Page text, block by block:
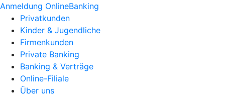
Anmeldung OnlineBanking
Privatkunden
Kinder & Jugendliche
Firmenkunden
Private Banking
Banking & Verträge
Online-Filiale
Über uns